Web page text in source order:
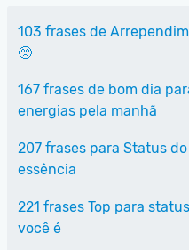
103 frases de
🥺
167 frases de bom dia
energias pela manhã
207 frases para Status
essência
221 frases Top para
você é